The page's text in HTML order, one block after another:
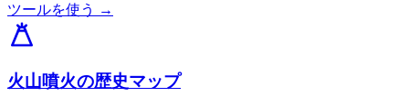
ツールを使う →
火山噴火の歴史マップ